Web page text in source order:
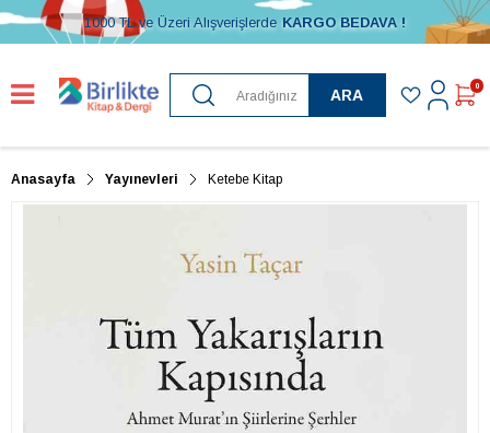
1000 TL ve Üzeri Alışverişlerde KARGO BEDAVA !
ARA
0
Anasayfa Yayınevleri Ketebe Kitap